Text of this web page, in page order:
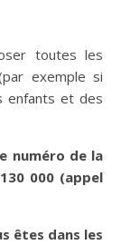
toutes les
exemple si
enfants et des
numéro de la
000 (appel
êtes dans les